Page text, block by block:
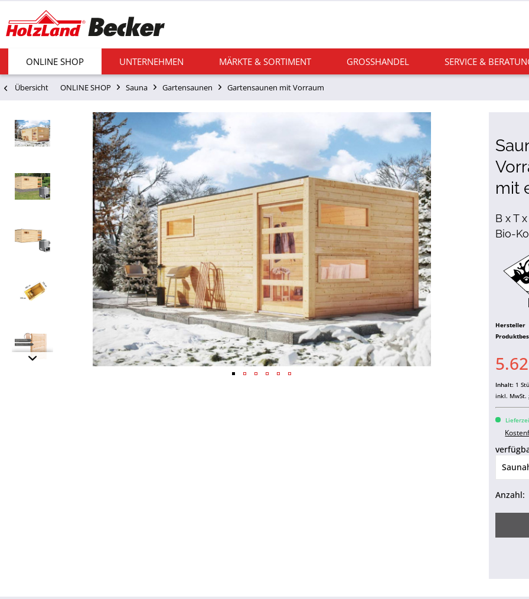
ONLINE SHOP UNTERNEHMEN MÄRKTE & SORTIMENT GROSSHANDEL SERVICE &
Übersicht ONLINE SHOP Sauna Gartensaunen Gartensaunen mit Vorraum
mit
B x T
Bio-
Hersteller
Inhalt: 1
inkl. MwSt.
Anzahl: